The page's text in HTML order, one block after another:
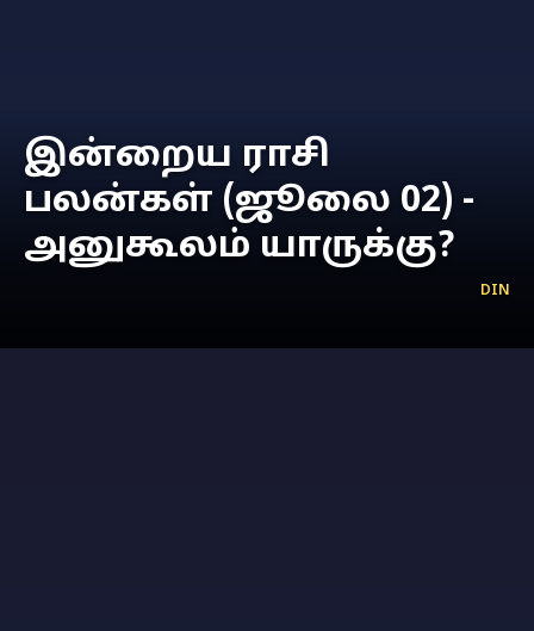
இன்றைய ராசி
பலன்கள் (ஜூலை 02) -
அனுகூலம் யாருக்கு?
DIN